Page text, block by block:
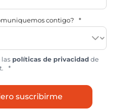
contigo? *
las políticas de privacidad de
*